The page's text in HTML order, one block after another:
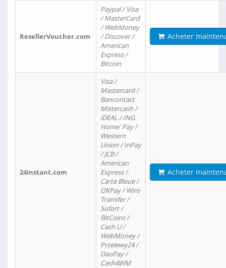
ResellerVoucher.com
Paypal / Visa
/ MasterCard
/ WebMoney
/ Discover /
American
Express /
Bitcoin
Acheter
24instant.com
Visa /
Mastercard /
Bancontact
Mistercash /
iDEAL / ING
Home' Pay /
Western
Union / InPay
/ JCB /
American
Express /
Carte Bleue /
OKPay / Wire
Transfer /
Sofort /
BitCoins /
Cash U /
WebMoney /
Przelewy24 /
DaoPay /
Cash4WM
Acheter